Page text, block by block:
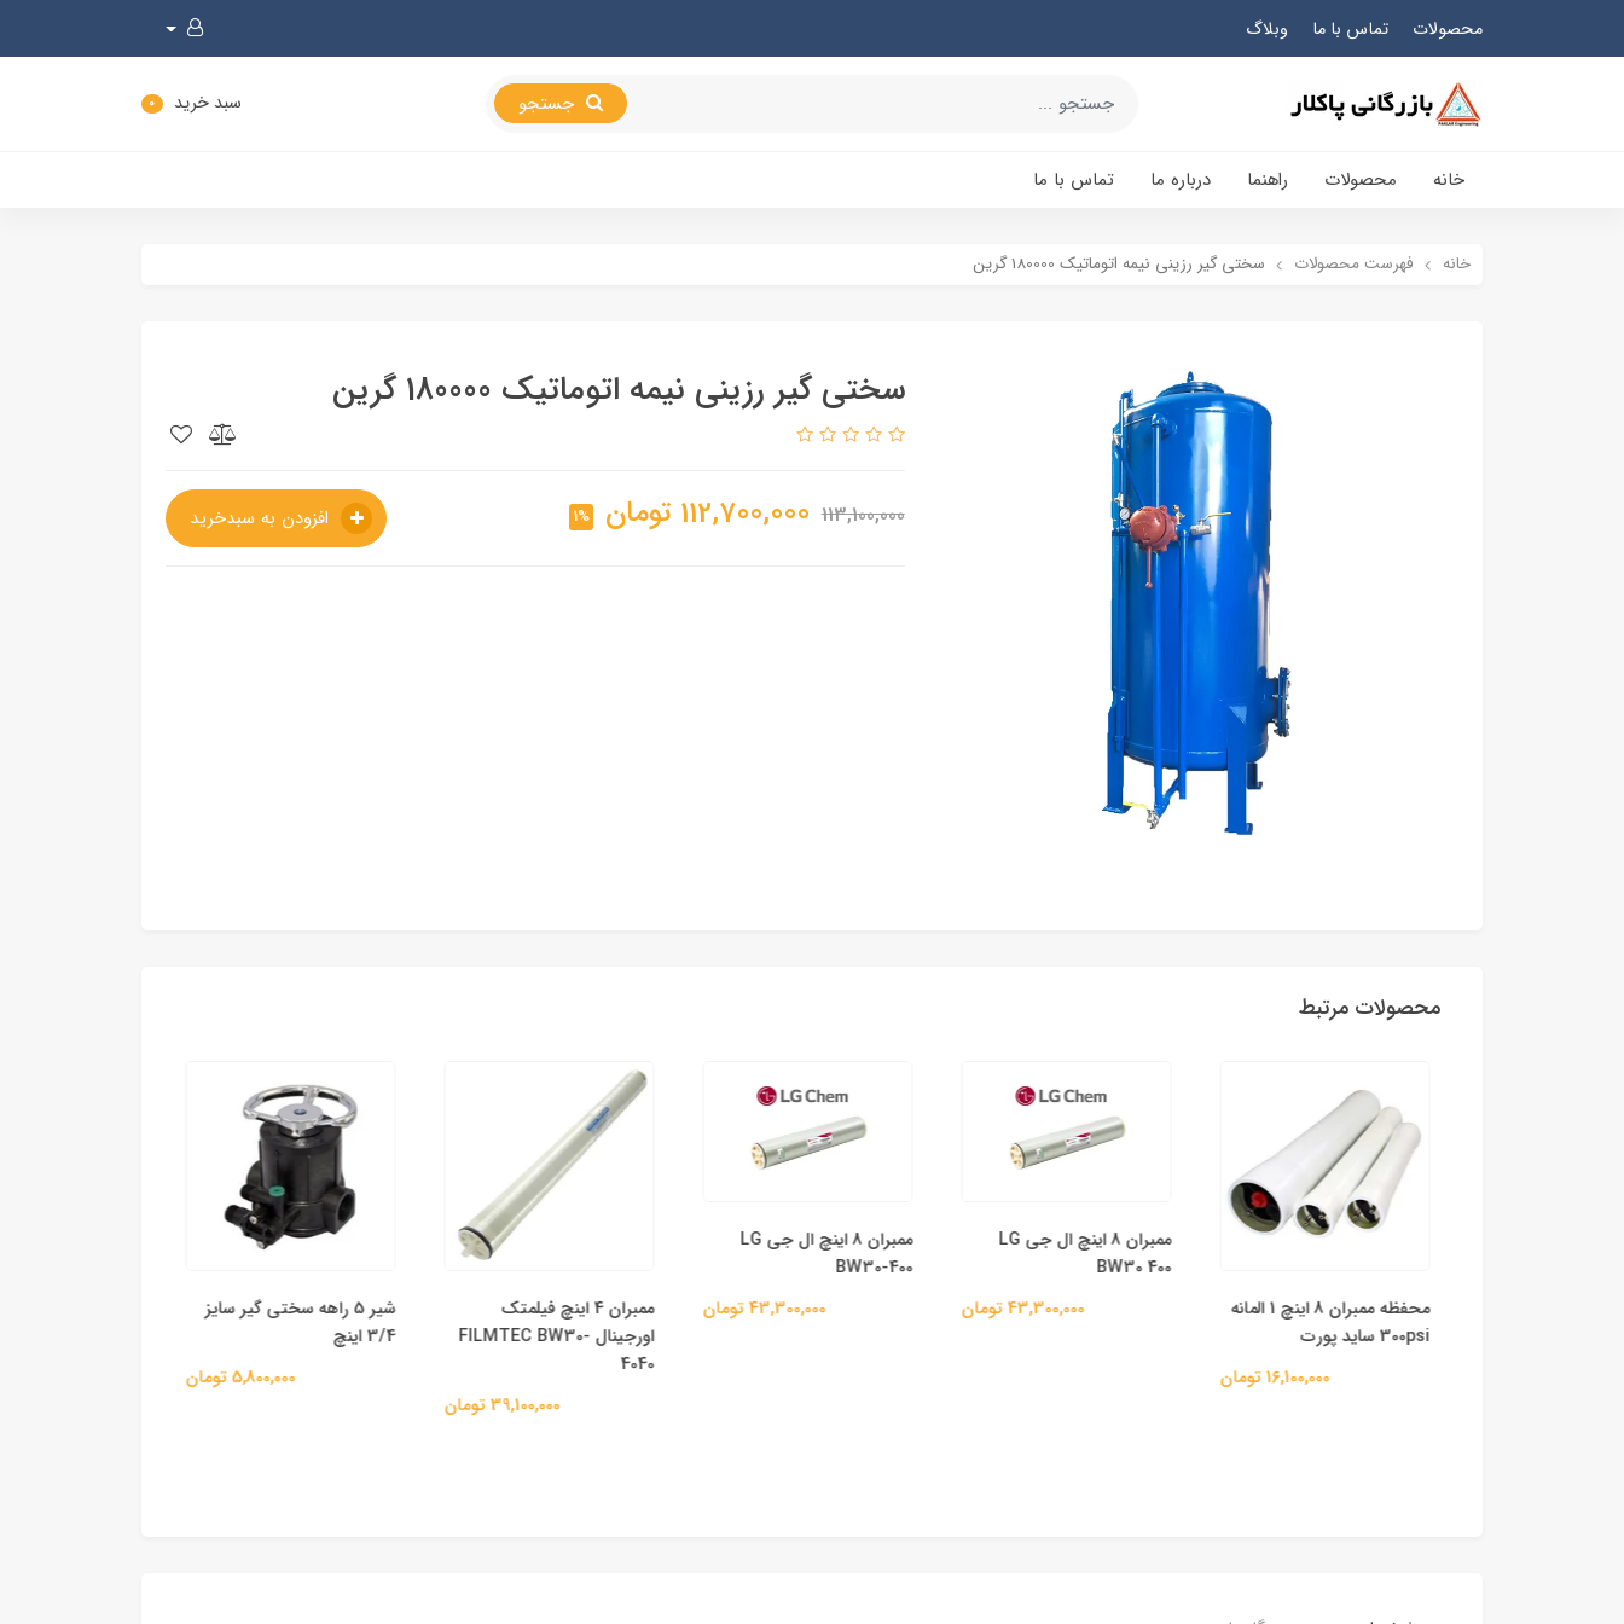
محصولات تماس با ما وبلاگ
سبد خرید 0
خانه محصولات راهنما درباره ما تماس با ما
خانه فهرست محصولات سختی گیر رزینی نیمه اتوماتیک 180000 گرین
سختی گیر رزینی نیمه اتوماتیک 180000 گرین
113,100,000
112,700,000 تومان 1%
محصولات مرتبط
محفظه ممبران 8 اینچ 1 المانه
300psi ساید پورت
16,100,000 تومان
ممبران 8 اینچ ال جی LG
BW30 400
43,300,000 تومان
ممبران 8 اینچ ال جی LG
BW30-400
43,300,000 تومان
ممبران 4 اینچ فیلمتک
اورجینال FILMTEC BW30-
4040
39,100,000 تومان
شیر 5 راهه سختی گیر سایز
3/4 اینچ
5,800,000 تومان